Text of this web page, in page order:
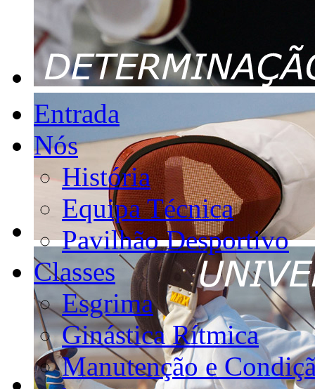
Entrada
Nós
História
Equipa Técnica
Pavilhão Desportivo
Classes
Esgrima
Ginástica Rítmica
Manutenção e